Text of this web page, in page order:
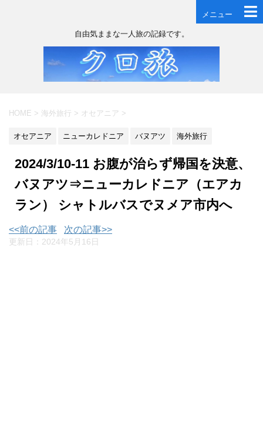
メニュー
自由気ままな一人旅の記録です。
HOME > 海外旅行 > オセアニア >
オセアニア ニューカレドニア バヌアツ 海外旅行
2024/3/10-11 お腹が治らず帰国を決意、
バヌアツ⇒ニューカレドニア（エアカ
ラン） シャトルバスでヌメア市内へ
<<前の記事 次の記事>>
更新日： 2024年5月16日